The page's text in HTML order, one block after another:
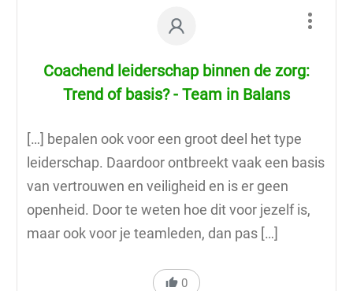
Coachend leiderschap binnen de zorg:
Trend of basis? - Team in Balans
[…] bepalen ook voor een groot deel het type
leiderschap. Daardoor ontbreekt vaak een basis
van vertrouwen en veiligheid en is er geen
openheid. Door te weten hoe dit voor jezelf is,
maar ook voor je teamleden, dan pas […]
0